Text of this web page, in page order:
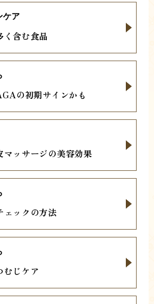
く含む食品
ケア
の初期サインかも
マッサージの美容効果
ェックの方法
むじケア